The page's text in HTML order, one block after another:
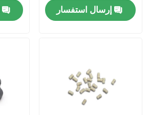
طلب اقتباس
سدادة مطاطية طبية
إرسال استفسار